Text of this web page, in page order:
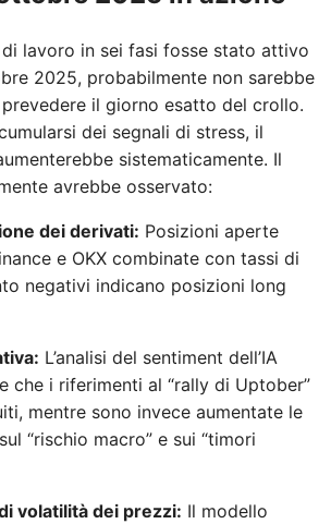
lavoro in sei fasi fosse stato attivo
2025, probabilmente non sarebbe
il giorno esatto del crollo.
dei segnali di stress, il
sistematicamente. Il
avrebbe osservato:
dei derivati: Posizioni aperte
e OKX combinate con tassi di
negativi indicano posizioni long
L’analisi del sentiment dell’IA
che i riferimenti al “rally di Uptober”
mentre sono invece aumentate le
“rischio macro” e sui “timori
volatilità dei prezzi: Il modello